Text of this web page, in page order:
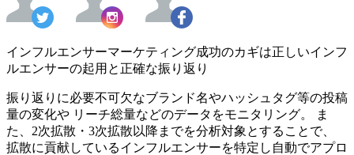
インフルエンサーマーケティング成功のカギは正しいインフ
ルエンサーの起用と正確な振り返り
振り返りに必要不可欠なブランド名やハッシュタグ等の投稿
量の変化や リーチ総量などのデータをモニタリング。 ま
た、2次拡散・3次拡散以降までを分析対象とすることで、
拡散に貢献しているインフルエンサーを特定し自動でアプロ